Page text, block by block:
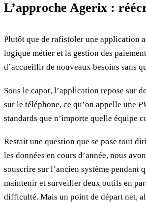
L’approche Agerix :
Plutôt que de rafistoler une application
logique métier et la gestion des
d’accueillir de nouveaux besoins sans
Sous le capot, l’application repose sur
sur le téléphone, ce qu’on appelle une
standards que n’importe quelle équipe
Restait une question que se pose tout
les données en cours d’année, nous
souscrire sur l’ancien système pendant
maintenir et surveiller deux outils en
difficulté. Mais un point de départ net,